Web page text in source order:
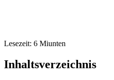
Lesezeit: 6 Miunten
Inhaltsverzeichnis